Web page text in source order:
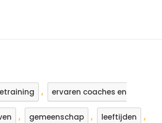
, ervaren coaches en
, gemeenschap , leeftijden ,